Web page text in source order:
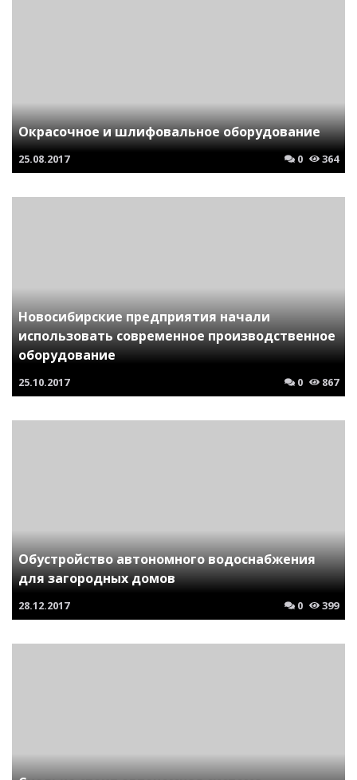
Окрасочное и шлифовальное оборудование
25.08.2017 0 364
Новосибирские предприятия начали
использовать современное производственное
оборудование
25.10.2017 0 867
Обустройство автономного водоснабжения
для загородных домов
28.12.2017 0 399